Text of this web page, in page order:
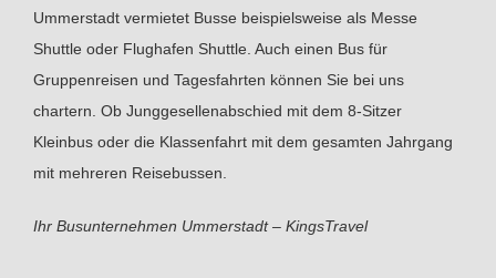
Ummerstadt vermietet Busse beispielsweise als Messe
Shuttle oder Flughafen Shuttle. Auch einen Bus für
Gruppenreisen und Tagesfahrten können Sie bei uns
chartern. Ob Junggesellenabschied mit dem 8-Sitzer
Kleinbus oder die Klassenfahrt mit dem gesamten Jahrgang
mit mehreren Reisebussen.
Ihr Busunternehmen Ummerstadt – KingsTravel